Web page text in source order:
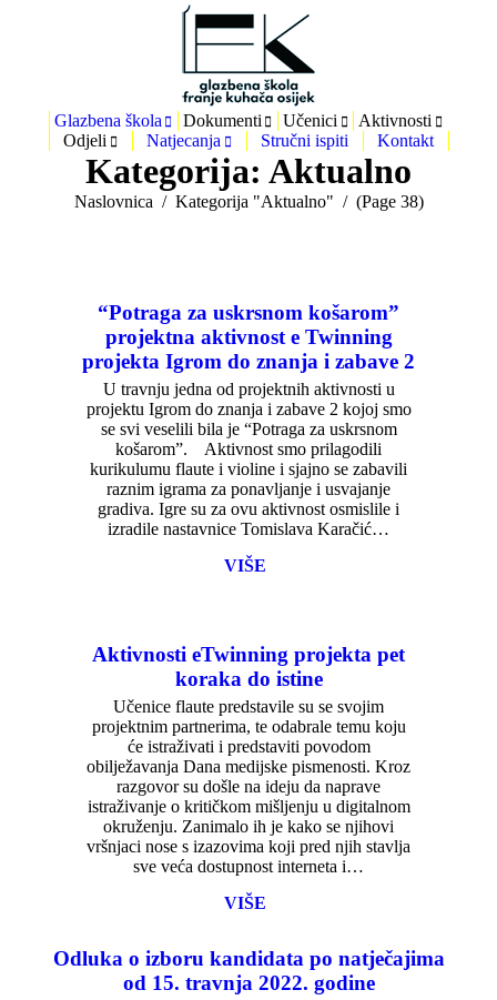
Glazbena škola Dokumenti Učenici
Aktivnosti
Odjeli
Natjecanja Stručni ispiti Kontakt
Kategorija: Aktualno
You are here:
Naslovnica Kategorija "Aktualno" (Page 38)
“Potraga za uskrsnom košarom”
projektna aktivnost e Twinning
projekta Igrom do znanja i zabave 2
U travnju jedna od projektnih aktivnosti u
projektu Igrom do znanja i zabave 2 kojoj smo
se svi veselili bila je “Potraga za uskrsnom
košarom”. Aktivnost smo prilagodili
kurikulumu flaute i violine i sjajno se zabavili
raznim igrama za ponavljanje i usvajanje
gradiva. Igre su za ovu aktivnost osmislile i
izradile nastavnice Tomislava Karačić…
VIŠE
Aktivnosti eTwinning projekta pet
koraka do istine
Učenice flaute predstavile su se svojim
projektnim partnerima, te odabrale temu koju
će istraživati i predstaviti povodom
obilježavanja Dana medijske pismenosti. Kroz
razgovor su došle na ideju da naprave
istraživanje o kritičkom mišljenju u digitalnom
okruženju. Zanimalo ih je kako se njihovi
vršnjaci nose s izazovima koji pred njih stavlja
sve veća dostupnost interneta i…
VIŠE
Odluka o izboru kandidata po natječajima
od 15. travnja 2022. godine